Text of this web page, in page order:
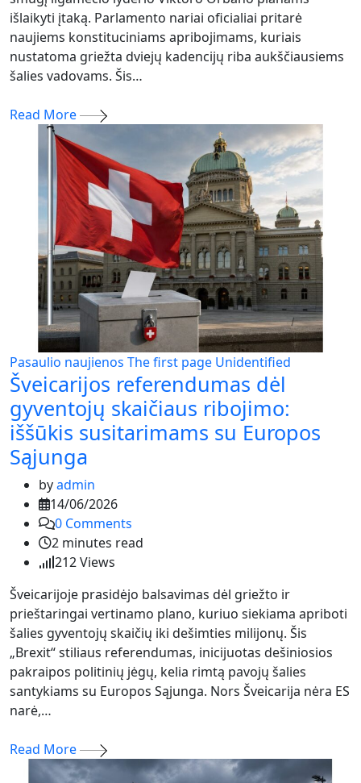
išlaikyti įtaką. Parlamento nariai oficialiai pritarė
naujiems konstituciniams apribojimams, kuriais
nustatoma griežta dviejų kadencijų riba aukščiausiems
šalies vadovams. Šis…
Read More
Pasaulio naujienos The first page Unidentified
Šveicarijos referendumas dėl
gyventojų skaičiaus ribojimo:
iššūkis susitarimams su Europos
Sąjunga
byadmin
14/06/2026
0 Comments
2 minutes read
212Views
Šveicarijoje prasidėjo balsavimas dėl griežto ir
prieštaringai vertinamo plano, kuriuo siekiama apriboti
šalies gyventojų skaičių iki dešimties milijonų. Šis
„Brexit“ stiliaus referendumas, inicijuotas dešiniosios
pakraipos politinių jėgų, kelia rimtą pavojų šalies
santykiams su Europos Sąjunga. Nors Šveicarija nėra ES
narė,…
Read More